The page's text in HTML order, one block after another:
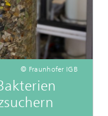
© Fraunhofer IGB